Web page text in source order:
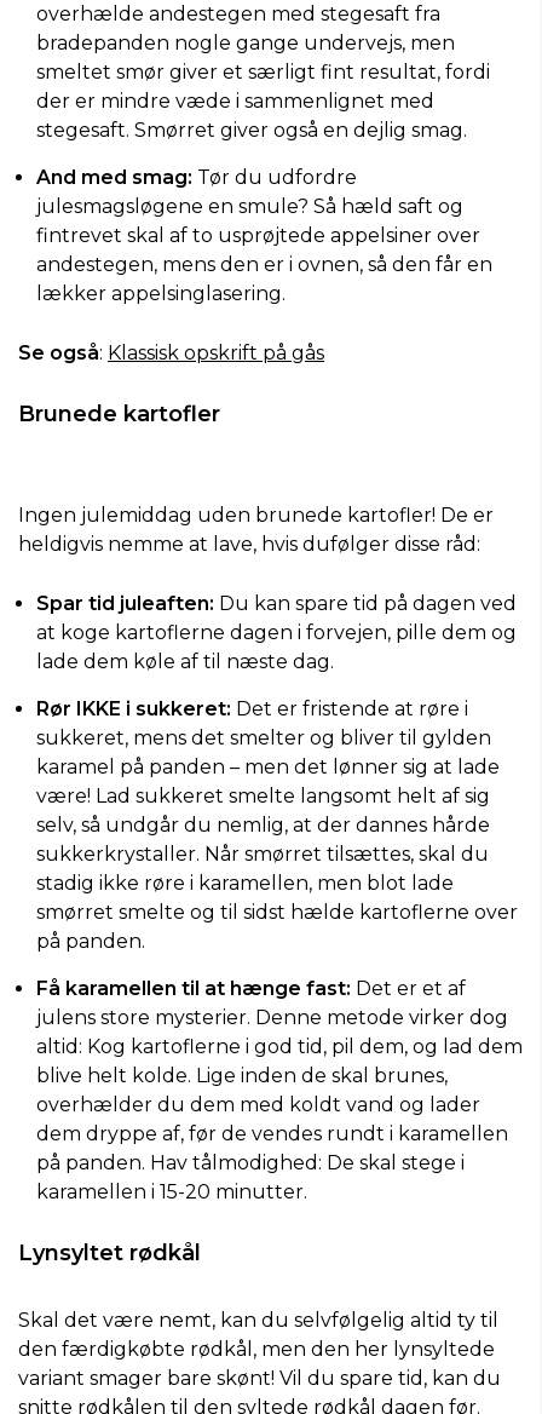
overhælde andestegen med stegesaft fra
bradepanden nogle gange undervejs, men
smeltet smør giver et særligt fint resultat, fordi
der er mindre væde i sammenlignet med
stegesaft. Smørret giver også en dejlig smag.
And med smag: Tør du udfordre
julesmagsløgene en smule? Så hæld saft og
fintrevet skal af to usprøjtede appelsiner over
andestegen, mens den er i ovnen, så den får en
lækker appelsinglasering.
Se også: Klassisk opskrift på gås
Brunede kartofler
Ingen julemiddag uden brunede kartofler! De er
heldigvis nemme at lave, hvis dufølger disse råd:
Spar tid juleaften: Du kan spare tid på dagen ved
at koge kartoflerne dagen i forvejen, pille dem og
lade dem køle af til næste dag.
Rør IKKE i sukkeret: Det er fristende at røre i
sukkeret, mens det smelter og bliver til gylden
karamel på panden – men det lønner sig at lade
være! Lad sukkeret smelte langsomt helt af sig
selv, så undgår du nemlig, at der dannes hårde
sukkerkrystaller. Når smørret tilsættes, skal du
stadig ikke røre i karamellen, men blot lade
smørret smelte og til sidst hælde kartoflerne over
på panden.
Få karamellen til at hænge fast: Det er et af
julens store mysterier. Denne metode virker dog
altid: Kog kartoflerne i god tid, pil dem, og lad dem
blive helt kolde. Lige inden de skal brunes,
overhælder du dem med koldt vand og lader
dem dryppe af, før de vendes rundt i karamellen
på panden. Hav tålmodighed: De skal stege i
karamellen i 15-20 minutter.
Lynsyltet rødkål
Skal det være nemt, kan du selvfølgelig altid ty til
den færdigkøbte rødkål, men den her lynsyltede
variant smager bare skønt! Vil du spare tid, kan du
snitte rødkålen til den syltede rødkål dagen før.